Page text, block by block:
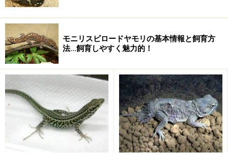
部からメキシコ湾岸まで、分布域の西部に広く分
布。オレンジ色のスポットが小さくほとんど目立た
ない。
N. v. piaropicolaPeninsula Newt・・・フロリダ半島
に分布。暗色で腹部はオレンジ色。体側のオレンジ
色のスポットはほとんど存在せず、黒色の小班点が
散在する。いわゆるレッドエフトの時期がなく、ほ
ぼ一生を水中生活する。ネオテニーも見つかること
がある。
写真の個体は、亜種名までは書いてなかったのですが、
モニリスビロードヤモリの基本情報と飼育方
法…飼育しやすく魅力的！